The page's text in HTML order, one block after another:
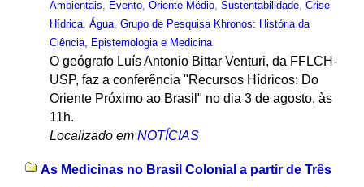
Ambientais
Evento, Oriente Médio, Sustentabilidade, Crise
Hídrica, Água, Grupo de Pesquisa Khronos: História da
Ciência, Epistemologia e Medicina
O geógrafo Luís Antonio Bittar Venturi, da FFLCH-
USP, faz a conferência "Recursos Hídricos: Do
Oriente Próximo ao Brasil" no dia 3 de agosto, às
11h.
Localizado em NOTÍCIAS
As Medicinas no Brasil Colonial a partir de Três